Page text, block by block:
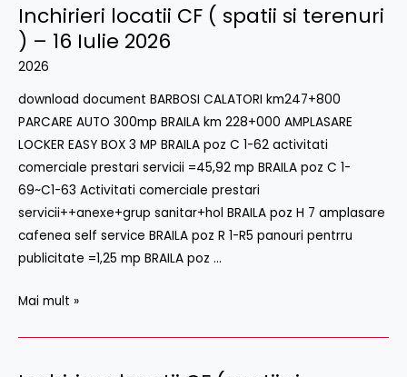
Inchirieri locatii CF ( spatii si terenuri
) – 16 Iulie 2026
2026
download document BARBOSI CALATORI km247+800
PARCARE AUTO 300mp BRAILA km 228+000 AMPLASARE
LOCKER EASY BOX 3 MP BRAILA poz C 1-62 activitati
comerciale prestari servicii =45,92 mp BRAILA poz C 1-
69~C1-63 Activitati comerciale prestari
servicii++anexe+grup sanitar+hol BRAILA poz H 7 amplasare
cafenea self service BRAILA poz R 1-R5 panouri pentrru
publicitate =1,25 mp BRAILA poz …
Inchirieri
locatii
CF
spatii
si
terenuri
)
–
16
Iulie
2026
Mai mult »